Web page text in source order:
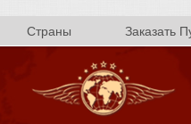
Страны Заказать